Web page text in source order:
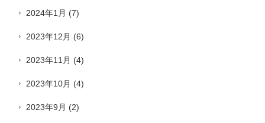
2024年1月 (7)
2023年12月 (6)
2023年11月 (4)
2023年10月 (4)
2023年9月 (2)